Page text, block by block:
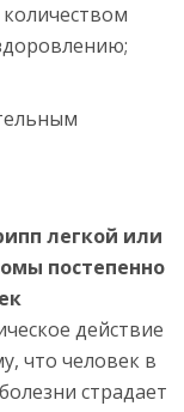
легкой или
постепенно
действие
что человек в
страдает